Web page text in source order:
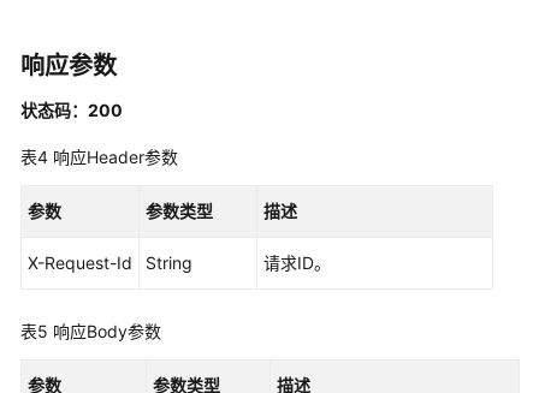
数
字
对
交
响应参数
状态码：200
表4 响应Header参数
参数 参数类型 描述
X-Request-Id String 请求ID。
表5 响应Body参数
参数 参数类型 描述